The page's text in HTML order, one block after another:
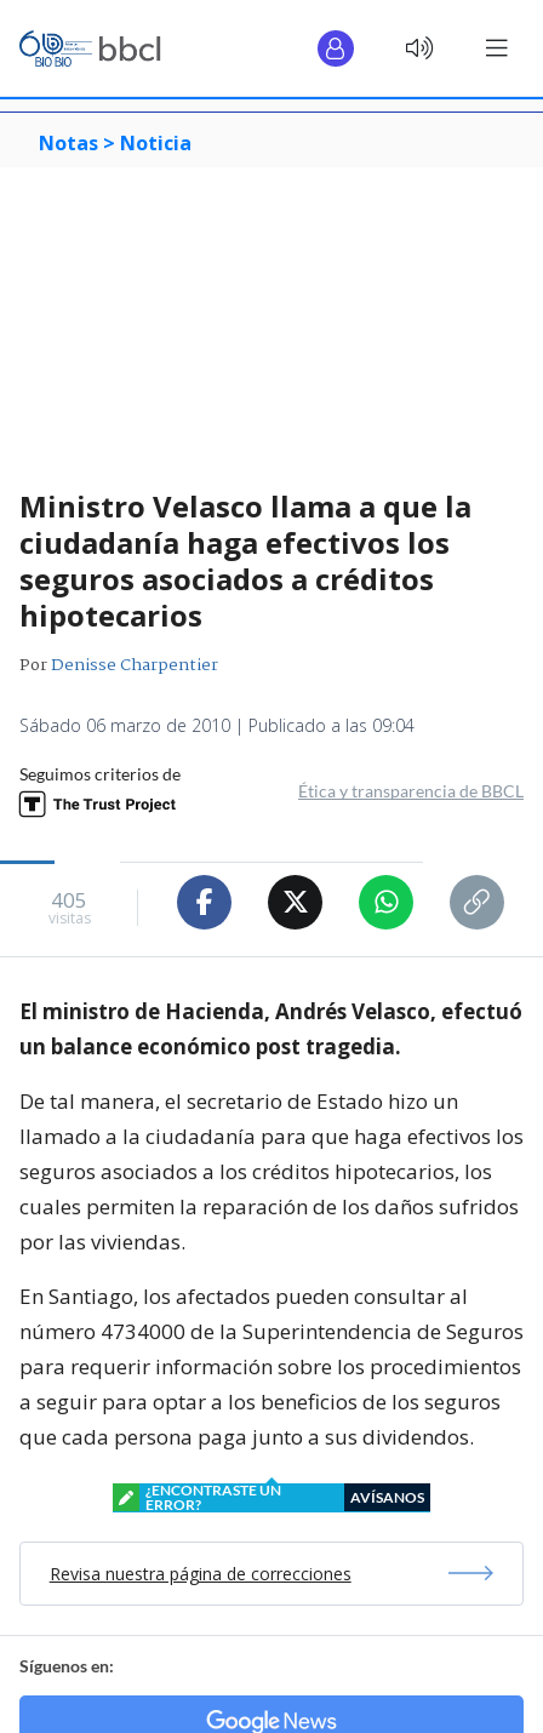
Notas > Noticia
Ministro Velasco llama a que la
ciudadanía haga efectivos los
seguros asociados a créditos
hipotecarios
PorDenisse Charpentier
Sábado 06 marzo de 2010 | Publicado a las 09:04
Seguimos criterios de
Ética y transparencia de BBCL
405
visitas
El ministro de Hacienda, Andrés Velasco, efectuó
un balance económico post tragedia.
De tal manera, el secretario de Estado hizo un
llamado a la ciudadanía para que haga efectivos los
seguros asociados a los créditos hipotecarios, los
cuales permiten la reparación de los daños sufridos
por las viviendas.
En Santiago, los afectados pueden consultar al
número 4734000 de la Superintendencia de Seguros
para requerir información sobre los procedimientos
a seguir para optar a los beneficios de los seguros
que cada persona paga junto a sus dividendos.
¿ENCONTRASTE UN
ERROR?
AVÍSANOS
Revisa nuestra página de correcciones
Síguenos en: